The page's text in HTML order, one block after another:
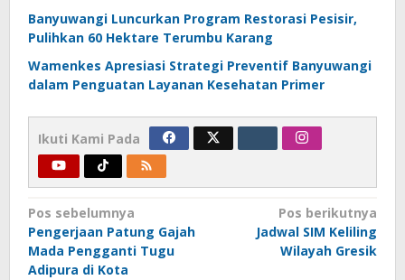
Banyuwangi Luncurkan Program Restorasi Pesisir,
Pulihkan 60 Hektare Terumbu Karang
Wamenkes Apresiasi Strategi Preventif Banyuwangi
dalam Penguatan Layanan Kesehatan Primer
Ikuti Kami Pada
Navigasi
pos
Pos sebelumnya
Pengerjaan Patung Gajah
Mada Pengganti Tugu
Adipura di Kota
Pos berikutnya
Jadwal SIM Keliling
Wilayah Gresik